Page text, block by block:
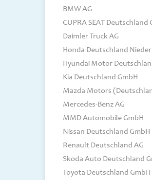
BMW AG
CUPRA SEAT Deutschland
Daimler Truck AG
Honda Deutschland
Hyundai Motor
Kia Deutschland GmbH
Mazda Motors
Mercedes-Benz AG
MMD Automobile GmbH
Nissan Deutschland GmbH
Renault Deutschland AG
Skoda Auto Deutschland
Toyota Deutschland GmbH